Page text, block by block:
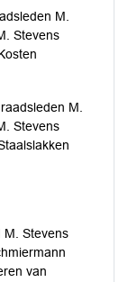
M.
Stevens
M.
Stevens
M. Stevens
van